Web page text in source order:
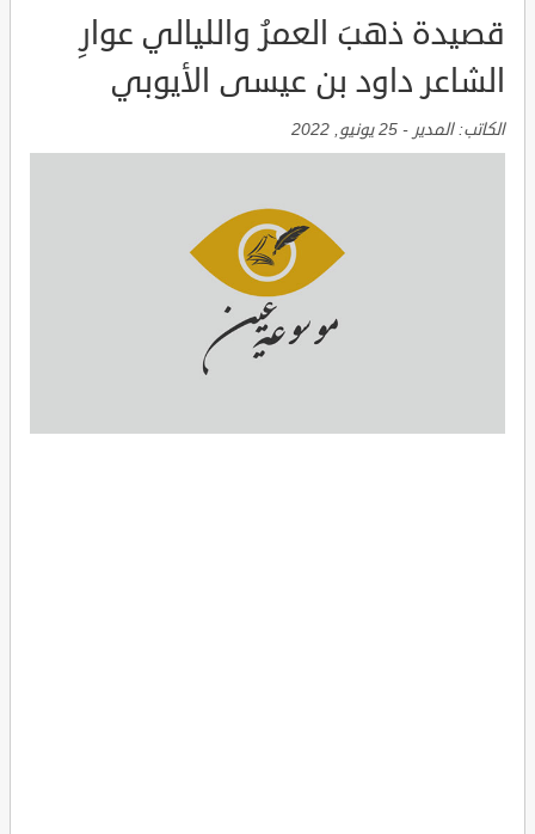
قصيدة ذهبَ العمرُ والليالي عوارِ
الشاعر داود بن عيسى الأيوبي
الكاتب:المدير - 25 يونيو, 2022